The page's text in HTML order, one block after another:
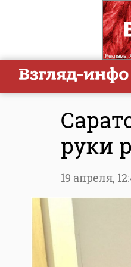
руки
19 апреля,